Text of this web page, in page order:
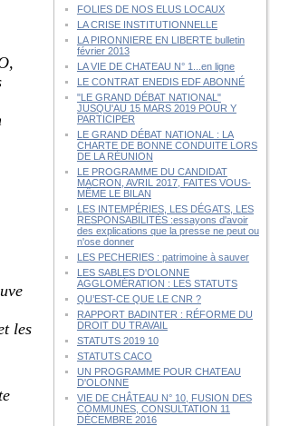
les
FOLIES DE NOS ELUS LOCAUX
LA CRISE INSTITUTIONNELLE
LA PIRONNIERE EN LIBERTE bulletin
février 2013
LA VIE DE CHATEAU N° 1...en ligne
LE CONTRAT ENEDIS EDF ABONNÉ
"LE GRAND DÉBAT NATIONAL"
JUSQU'AU 15 MARS 2019 POUR Y
PARTICIPER
LE GRAND DÉBAT NATIONAL : LA
CHARTE DE BONNE CONDUITE LORS
DE LA RÉUNION
LE PROGRAMME DU CANDIDAT
MACRON, AVRIL 2017, FAITES VOUS-
MÊME LE BILAN
LES INTEMPÉRIES, LES DÉGATS, LES
RESPONSABILITÉS :essayons d'avoir
des explications que la presse ne peut ou
n'ose donner
LES PECHERIES : patrimoine à sauver
LES SABLES D'OLONNE
AGGLOMÉRATION : LES STATUTS
QU’EST-CE QUE LE CNR ?
RAPPORT BADINTER : RÉFORME DU
DROIT DU TRAVAIL
STATUTS 2019 10
STATUTS CACO
UN PROGRAMME POUR CHATEAU
D'OLONNE
VIE DE CHÂTEAU N° 10, FUSION DES
COMMUNES, CONSULTATION 11
DÉCEMBRE 2016